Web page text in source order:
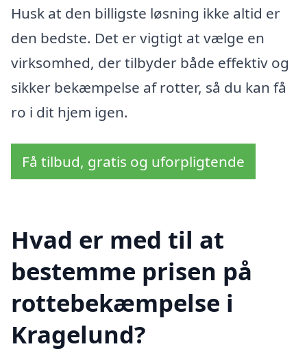
Husk at den billigste løsning ikke altid er
den bedste. Det er vigtigt at vælge en
virksomhed, der tilbyder både effektiv og
sikker bekæmpelse af rotter, så du kan få
ro i dit hjem igen.
Få tilbud, gratis og uforpligtende
Hvad er med til at
bestemme prisen på
rottebekæmpelse i
Kragelund?